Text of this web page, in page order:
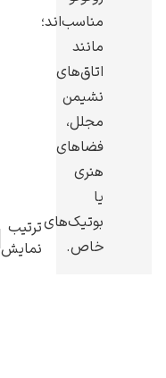
مناسب‌اند؛
مانند
اتاق‌های
نشیمن
مجلل،
فضاهای
هنری
یا
بوتیک‌های
خاص.
ترتیب
نمایش